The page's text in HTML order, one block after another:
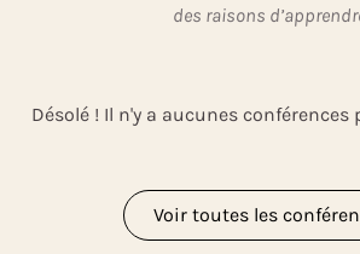
des raisons
Désolé ! Il n'y a aucunes conférences
Voir toutes les